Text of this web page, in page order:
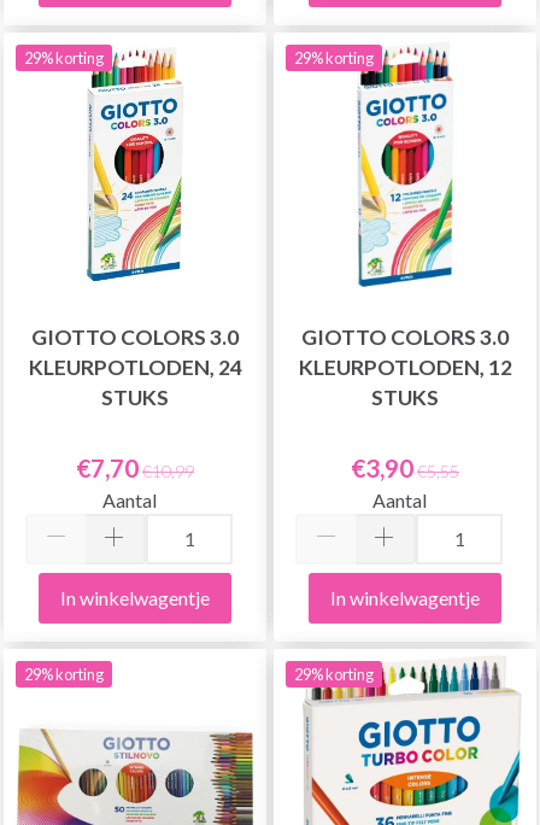
29% korting
GIOTTO COLORS 3.0
KLEURPOTLODEN, 24
STUKS
€7,70€10,99
Aantal
In winkelwagentje
29% korting
GIOTTO COLORS 3.0
KLEURPOTLODEN, 12
STUKS
€3,90€5,55
Aantal
In winkelwagentje
29% korting 29% korting